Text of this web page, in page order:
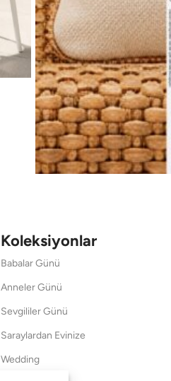
Koleksiyonlar
Babalar Günü
Anneler Günü
Sevgililer Günü
Saraylardan Evinize
Wedding